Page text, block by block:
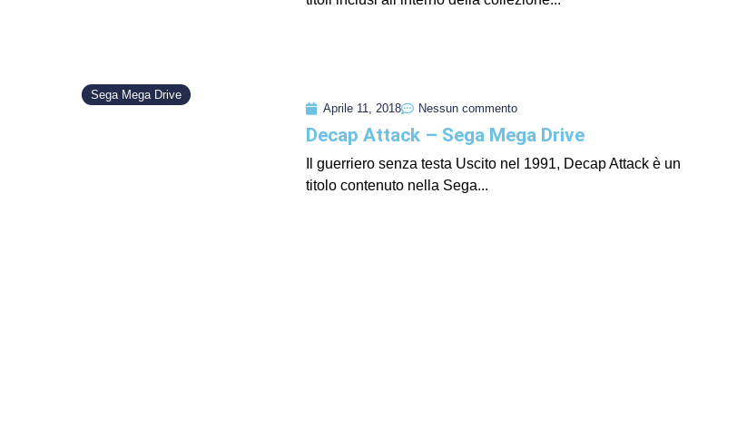
Sega Mega Drive
Aprile 11, 2018
Nessun commento
Decap Attack – Sega Mega Drive
Il guerriero senza testa Uscito nel 1991, Decap Attack è un
titolo contenuto nella Sega...